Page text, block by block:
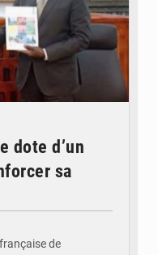
dote d’un
sa
de